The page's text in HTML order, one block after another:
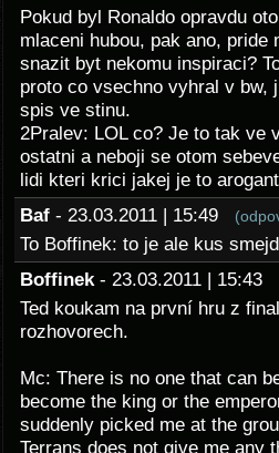
Pokud byl Ronaldo opravdu
mlaceni hubou, pak ano,
snazit byt nekomu inspiraci?
proto co vsechno vyhral v
spis ve stinu.
2Pralev: LOL co? Je to tak ve
ostatni a neboji se otom
lidi kteri krici jakej je to
Baf - 23.03.2011 | 15:49
To Boffinek: to je ale kus
Boffinek - 23.03.2011 | 15:43
Ted koukam na první hru z
rozhovorech.
Mc: There is no one that can
become the king or the
suddenly picked me at the
Terrans does not give me any